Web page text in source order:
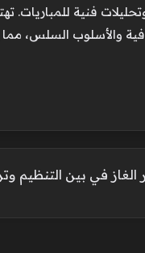
فنية للمباريات.
والأسلوب السلس،
الغاز في بين التنظيم